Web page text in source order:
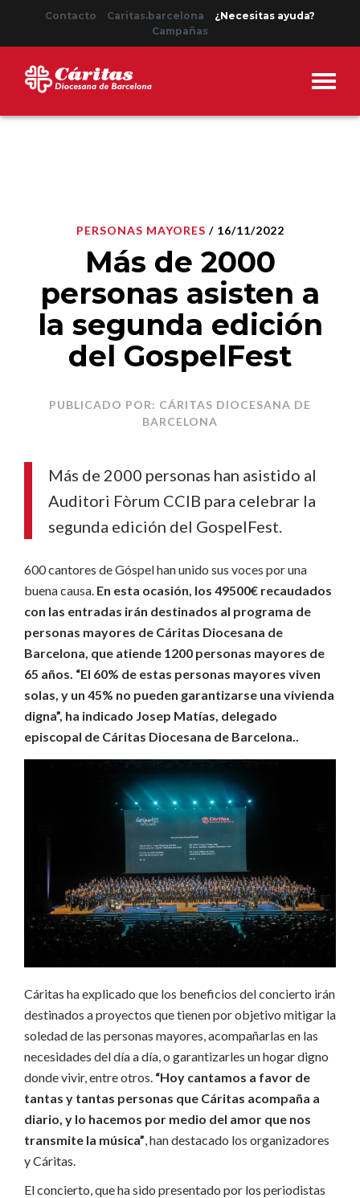
Contacto Caritas.barcelona
¿Necesitas ayuda?
Campañas
PERSONAS MAYORES / 16/11/2022
Más de 2000
personas asisten a
la segunda edición
del GospelFest
PUBLICADO POR: CÁRITAS DIOCESANA DE
BARCELONA
Más de 2000 personas han asistido al
Auditori Fòrum CCIB para celebrar la
segunda edición del GospelFest.
600 cantores de Góspel han unido sus voces por una
buena causa. En esta ocasión, los 49500€ recaudados
con las entradas irán destinados al programa de
personas mayores de Cáritas Diocesana de
Barcelona, que atiende 1200 personas mayores de
65 años. “El 60% de estas personas mayores viven
solas, y un 45% no pueden garantizarse una vivienda
digna”, ha indicado Josep Matías, delegado
episcopal de Cáritas Diocesana de Barcelona..
Cáritas ha explicado que los beneficios del concierto irán
destinados a proyectos que tienen por objetivo mitigar la
soledad de las personas mayores, acompañarlas en las
necesidades del día a día, o garantizarles un hogar digno
donde vivir, entre otros. “Hoy cantamos a favor de
tantas y tantas personas que Cáritas acompaña a
diario, y lo hacemos por medio del amor que nos
transmite la música” , han destacado los organizadores
y Cáritas.
El concierto, que ha sido presentado por los periodistas